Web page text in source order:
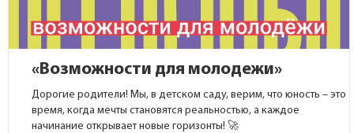
«Возможности для молодежи»
Дорогие родители! Мы, в детском саду, верим, что юность – это
время, когда мечты становятся реальностью, а каждое
начинание открывает новые горизонты! 🚀